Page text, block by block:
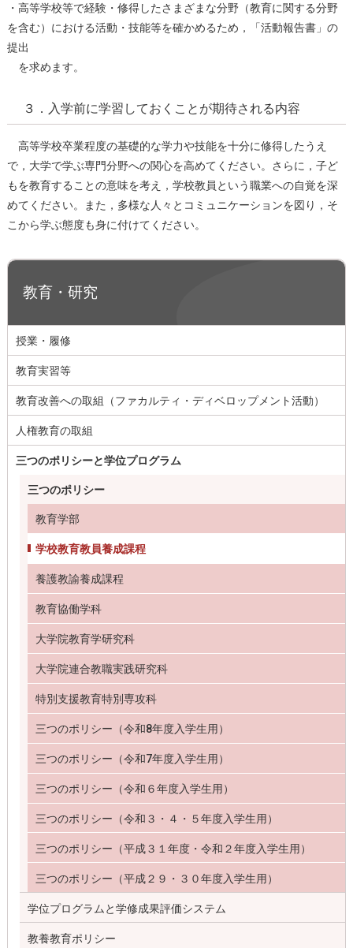
・⾼等学校等で経験・修得したさまざまな分野（教育に関する分野
を含む）における活動・技能等を確かめるため，「活動報告書」の
提出
を求めます。
３．入学前に学習しておくことが期待される内容
⾼等学校卒業程度の基礎的な学⼒や技能を⼗分に修得したうえ
で，⼤学で学ぶ専⾨分野への関⼼を⾼めてください。さらに，⼦ど
もを教育することの意味を考え，学校教員という職業への⾃覚を深
めてください。また，多様な⼈々とコミュニケーションを図り，そ
こから学ぶ態度も⾝に付けてください。
教育・研究
授業・履修
教育実習等
教育改善への取組（ファカルティ・ディベロップメント活動）
人権教育の取組
三つのポリシーと学位プログラム
三つのポリシー
教育学部
学校教育教員養成課程
養護教諭養成課程
教育協働学科
大学院教育学研究科
大学院連合教職実践研究科
特別支援教育特別専攻科
三つのポリシー（令和8年度入学生用）
三つのポリシー（令和7年度入学生用）
三つのポリシー（令和６年度入学生用）
三つのポリシー（令和３・４・５年度入学生用）
三つのポリシー（平成３１年度・令和２年度入学生用）
三つのポリシー（平成２９・３０年度入学生用）
学位プログラムと学修成果評価システム
教養教育ポリシー